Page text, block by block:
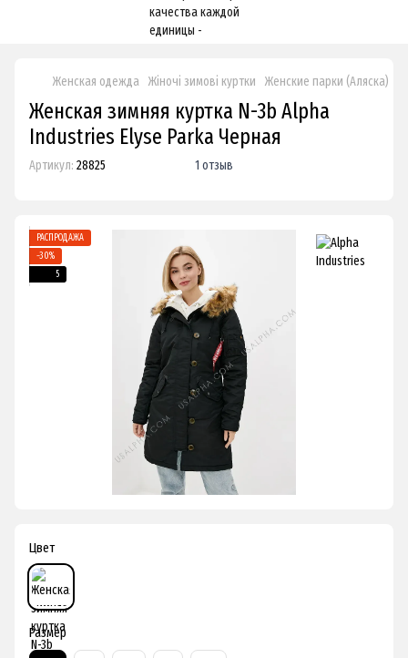
Женская одежда Жіночі зимові куртки Женские парки (Аляска)
Женская зимняя куртка N-3b Alpha
Industries Elyse Parka Черная
Артикул: 28825 1 отзыв
РАСПРОДАЖА
−30%
5
Цвет
Размер